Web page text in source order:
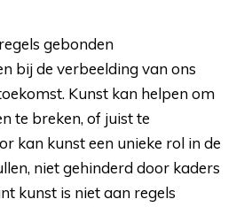
gebonden
bij de verbeelding van ons
Kunst kan helpen om
te breken, of juist te
kan kunst een unieke rol in de
niet gehinderd door kaders
kunst is niet aan regels